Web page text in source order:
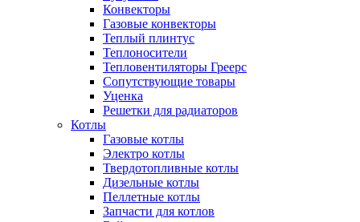
Конвекторы
Газовые конвекторы
Теплый плинтус
Теплоносители
Тепловентиляторы Греерс
Сопутствующие товары
Уценка
Решетки для радиаторов
Котлы
Газовые котлы
Электро котлы
Твердотопливные котлы
Дизельные котлы
Пеллетные котлы
Запчасти для котлов